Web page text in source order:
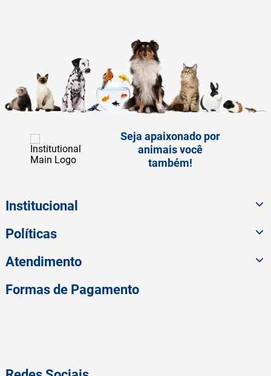
Seja apaixonado por
animais você
também!
Institucional
Políticas
Atendimento
Formas de Pagamento